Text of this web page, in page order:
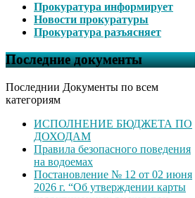
Прокуратура информирует
Новости прокуратуры
Прокуратура разъясняет
Последние документы
Последнии Документы по всем
категориям
ИСПОЛНЕНИЕ БЮДЖЕТА ПО
ДОХОДАМ
Правила безопасного поведения
на водоемах
Постановление № 12 от 02 июня
2026 г. “Об утверждении карты